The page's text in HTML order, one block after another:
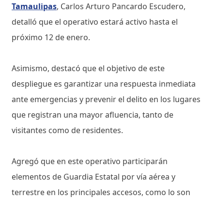
Tamaulipas, Carlos Arturo Pancardo Escudero,
detalló que el operativo estará activo hasta el
próximo 12 de enero.
Asimismo, destacó que el objetivo de este
despliegue es garantizar una respuesta inmediata
ante emergencias y prevenir el delito en los lugares
que registran una mayor afluencia, tanto de
visitantes como de residentes.
Agregó que en este operativo participarán
elementos de Guardia Estatal por vía aérea y
terrestre en los principales accesos, como lo son